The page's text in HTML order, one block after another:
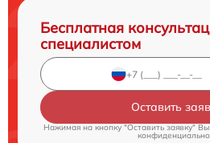
Бесплатная
специалистом
Оставить
Нажимая на кнопку "Оставить заявку"